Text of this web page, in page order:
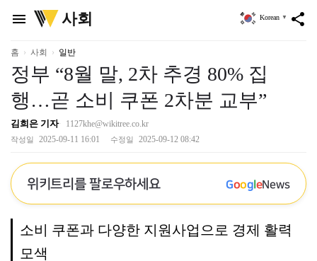
menu
위
키
리
사회 share
Korean ▼
홈 사회 일반
정부 “8월 말, 2차 추경 80% 집
행…곧 소비 쿠폰 2차분 교부”
김희은 기자 1127khe@wikitree.co.kr
작성일 2025-09-11 16:01 수정일 2025-09-12 08:42
위키트리를 팔로우하세요 GoogleNews
소비 쿠폰과 다양한 지원사업으로 경제 활력
모색